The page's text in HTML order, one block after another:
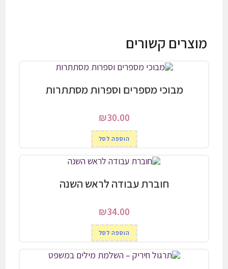
מוצרים קשורים
מבוכי מספרים וספרות מסתתרות
₪30.00
הוספה לסל
חוברת עבודה לראש השנה
₪34.00
הוספה לסל